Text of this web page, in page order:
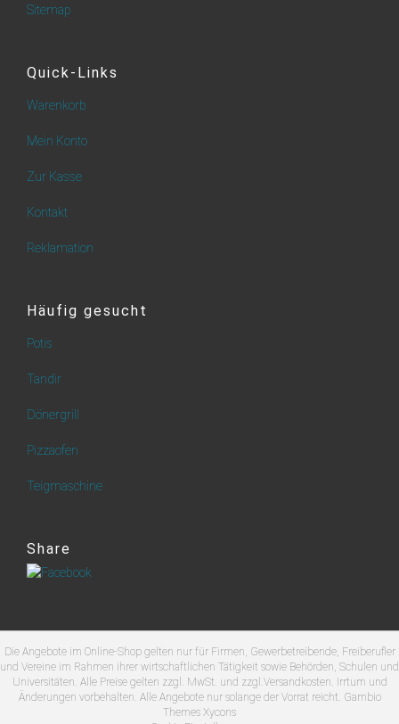
Sitemap
Quick-Links
Warenkorb
Mein Konto
Zur Kasse
Kontakt
Reklamation
Häufig gesucht
Potis
Tandir
Dönergrill
Pizzaofen
Teigmaschine
Share
Die Angebote im Online-Shop gelten nur für Firmen, Gewerbetreibende, Freiberufler
und Vereine im Rahmen ihrer wirtschaftlichen Tätigkeit sowie Behörden, Schulen und
Universitäten. Alle Preise gelten zzgl. MwSt. und zzgl.Versandkosten. Irrtum und
Änderungen vorbehalten. Alle Angebote nur solange der Vorrat reicht. Gambio
Themes Xycons